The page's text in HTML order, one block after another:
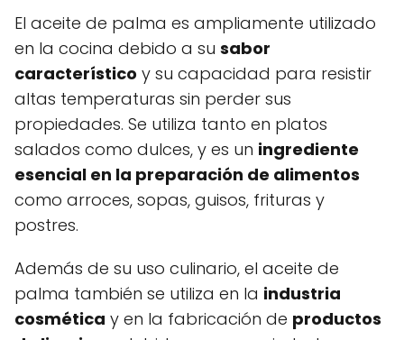
El aceite de palma es ampliamente utilizado
en la cocina debido a su sabor
característico y su capacidad para resistir
altas temperaturas sin perder sus
propiedades. Se utiliza tanto en platos
salados como dulces, y es un ingrediente
esencial en la preparación de alimentos
como arroces, sopas, guisos, frituras y
postres.
Además de su uso culinario, el aceite de
palma también se utiliza en la industria
cosmética y en la fabricación de productos